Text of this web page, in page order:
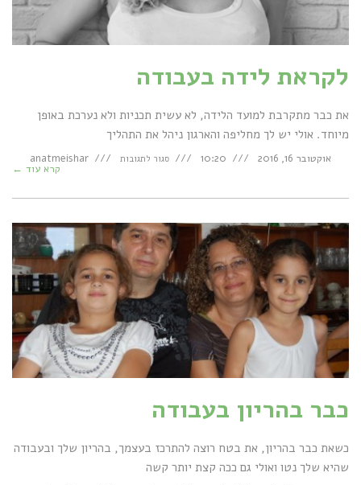
לקראת לידה בעבודה
את כבר מתקרבת למועד הלידה, לא עשית תכניות ולא נערכת באופן
מיוחד. אולי יש לך מחליפה והארגון ניהל את התהליך
אוקטובר 16, 2016 10:20 סגור לתגובות לקראת
anatmeishar
קרא עוד ←
כבר בהריון בעבודה
כשאת כבר בהריון, את בטח רוצה להתרכז בעצמך, בהריון שלך ובעבודה
שהיא שלך נטו ואולי גם ככה קצת יותר קשה